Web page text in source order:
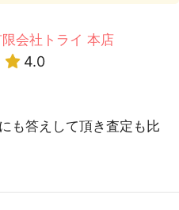
会社トライ 本店
4.0
も答えして頂き査定も比